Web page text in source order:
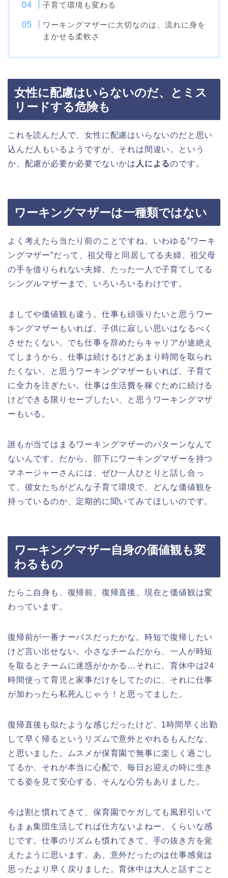
子育て環境も変わる
ワーキングマザーに大切なのは、流れに身を
まかせる柔軟さ
女性に配慮はいらないのだ、とミス
リードする危険も
これを読んだ人で、女性に配慮はいらないのだと思い
込んだ人もいるようですが、それは間違い。という
か、配慮が必要か必要でないかは 人によるのです。
ワーキングマザーは一種類ではない
よく考えたら当たり前のことですね。いわゆる”ワーキ
ングマザー”だって、祖父母と同居してる夫婦、祖父母
の手を借りられない夫婦、たった一人で子育てしてる
シングルマザーまで、いろいろいるわけです。
ましてや価値観も違う。仕事も頑張りたいと思うワー
キングマザーもいれば、子供に寂しい思いはなるべく
させたくない。でも仕事を辞めたらキャリアが途絶え
てしまうから、仕事は続けるけどあまり時間を取られ
たくない、と思うワーキングマザーもいれば、子育て
に全力を注ぎたい。仕事は生活費を稼ぐために続ける
けどできる限りセーブしたい、と思うワーキングマザ
ーもいる。
誰もが当てはまるワーキングマザーのパターンなんて
ないんです。だから、部下にワーキングマザーを持つ
マネージャーさんには、ぜひ一人ひとりと話し合っ
て、彼女たちがどんな子育て環境で、どんな価値観を
持っているのか、定期的に聞いてみてほしいのです。
ワーキングマザー自身の価値観も変
わるもの
たらこ自身も、復帰前、復帰直後、現在と価値観は変
わっています。
復帰前が一番ナーバスだったかな。時短で復帰したい
けど言い出せない。小さなチームだから、一人が時短
を取るとチームに迷惑がかかる…それに、育休中は24
時間使って育児と家事だけをしてたのに、それに仕事
が加わったら私死んじゃう！と思ってました。
復帰直後も似たような感じだったけど、1時間早く出勤
して早く帰るというリズムで意外とやれるもんだな、
と思いました。ムスメが保育園で無事に楽しく過ごし
てるか、それが本当に心配で、毎日お迎えの時に生き
てる姿を見て安心する、そんな心労もありました。
今は割と慣れてきて、保育園でケガしても風邪引いて
もまぁ集団生活してれば仕方ないよねー、くらいな感
じです。仕事のリズムも慣れてきて、手の抜き方を覚
えたように思います。あ、意外だったのは仕事感覚は
思ったより早く戻りました。育休中は大人と話すこと